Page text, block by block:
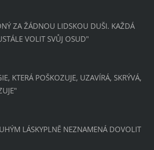
ZA ŽÁDNOU LIDSKOU DUŠI. KAŽDÁ
VOLIT SVŮJ OSUD"
KTERÁ POŠKOZUJE, UZAVÍRÁ, SKRÝVÁ,
LÁSKYPLNĚ NEZNAMENÁ DOVOLIT